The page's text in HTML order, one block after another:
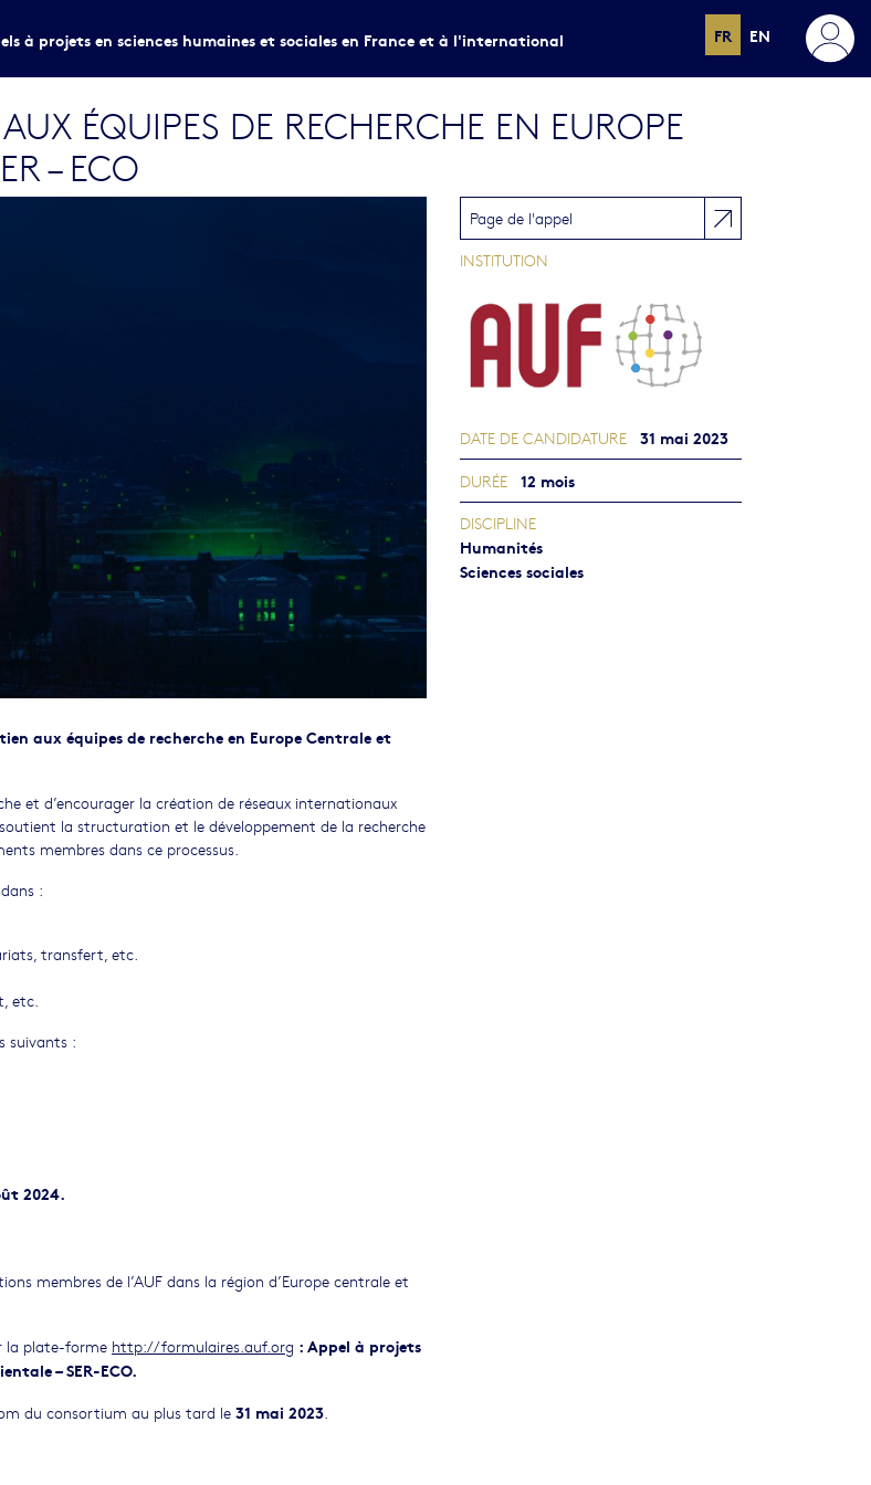
à projets en sciences humaines et sociales en France et à l'international FR EN
ÉQUIPES DE RECHERCHE EN EUROPE
– ECO
aux équipes de recherche en Europe Centrale et
et d’encourager la création de réseaux internationaux
la structuration et le développement de la recherche
membres dans ce processus.
:
transfert, etc.
etc.
suivants :
2024.
membres de l’AUF dans la région d’Europe centrale et
la plate-forme http://formulaires.auf.org : Appel à projets
– SER-ECO.
du consortium au plus tard le31 mai 2023
Page de l'appel
INSTITUTION
DATE DE CANDIDATURE 31 mai 2023
DURÉE 12 mois
DISCIPLINE
Humanités
Sciences sociales